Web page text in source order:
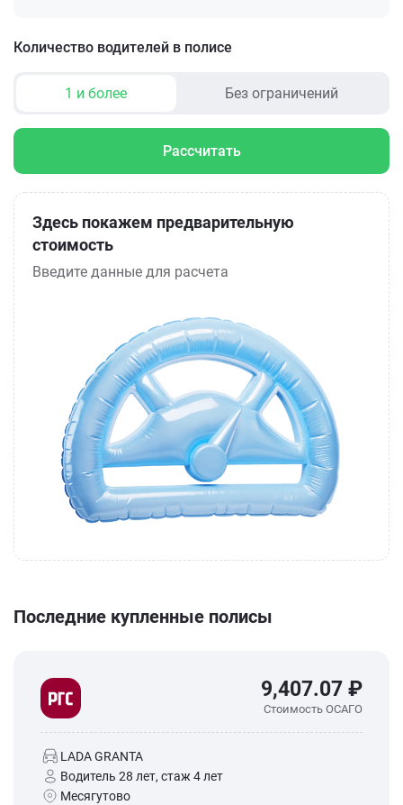
Количество водителей в полисе
1 и более Без ограничений
Рассчитать
Здесь покажем предварительную
стоимость
Введите данные для расчета
Последние купленные полисы
9,407.07 ₽
Стоимость ОСАГО
LADA GRANTA
Водитель 28 лет, стаж 4 лет
Месягутово